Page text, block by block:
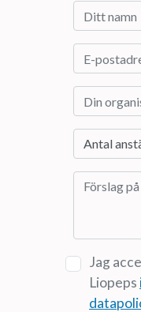
Jag
Liopeps